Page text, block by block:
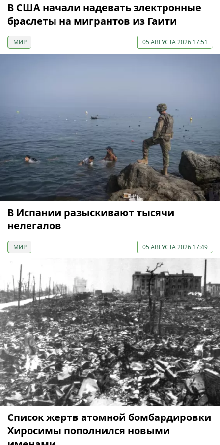
В США начали надевать электронные
браслеты на мигрантов из Гаити
МИР 05 АВГУСТА 2026 17:51
В Испании разыскивают тысячи
нелегалов
МИР 05 АВГУСТА 2026 17:49
Список жертв атомной бомбардировки
Хиросимы пополнился новыми